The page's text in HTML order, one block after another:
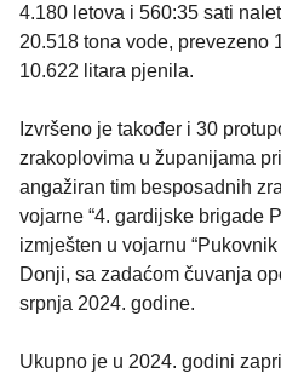
4.180 letova i 560:35 sati
20.518 tona vode, prevezeno
10.622 litara pjenila.
Izvršeno je također i 30
zrakoplovima u županijama
angažiran tim besposadnih
vojarne “4. gardijske brigade
izmješten u vojarnu
Donji, sa zadaćom čuvanja
srpnja 2024. godine.
Ukupno je u 2024. godini